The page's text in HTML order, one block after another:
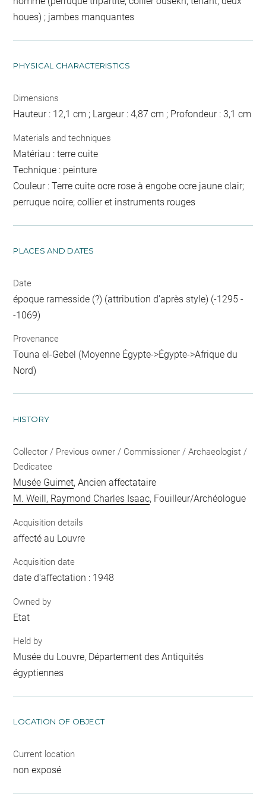
houes) ; jambes manquantes
PHYSICAL CHARACTERISTICS
Dimensions
Hauteur : 12,1 cm ; Largeur : 4,87 cm ; Profondeur : 3,1 cm
Materials and techniques
Matériau : terre cuite
Technique : peinture
Couleur : Terre cuite ocre rose à engobe ocre jaune clair;
perruque noire; collier et instruments rouges
PLACES AND DATES
Date
époque ramesside (?) (attribution d'après style) (-1295 -
-1069)
Provenance
Touna el-Gebel (Moyenne Égypte->Égypte->Afrique du
Nord)
HISTORY
Collector / Previous owner / Commissioner / Archaeologist /
Dedicatee
Musée Guimet, Ancien affectataire
M. Weill, Raymond Charles Isaac, Fouilleur/Archéologue
Acquisition details
affecté au Louvre
Acquisition date
date d'affectation : 1948
Owned by
Etat
Held by
Musée du Louvre, Département des Antiquités
égyptiennes
LOCATION OF OBJECT
Current location
non exposé